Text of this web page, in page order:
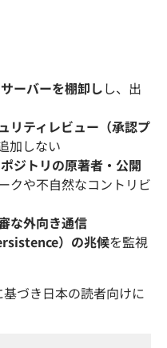
ーバーを棚卸しし、出
リティレビュー（承認プ
加しない
ジトリの原著者・公開
クや不自然なコントリビ
な外向き通信
）の兆候を監視
づき日本の読者向けに